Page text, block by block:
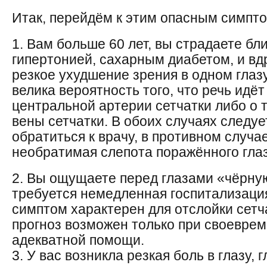
Итак, перейдём к этим опасным
1. Вам больше 60 лет, вы страдаете
гипертонией, сахарным диабетом, и
резкое ухудшение зрения в одном
велика вероятность того, что речь
центральной артерии сетчатки либо о
вены сетчатки. В обоих случаях
обратиться к врачу, в противном
необратимая слепота поражённого
2. Вы ощущаете перед глазами
требуется немедленная
симптом характерен для отслойки
прогноз возможен только при
адекватной помощи.
3. У вас возникла резкая боль в глазу,